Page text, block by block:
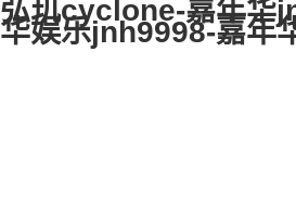
弘玑cyclone-嘉年华
华娱乐jnh9998-嘉年